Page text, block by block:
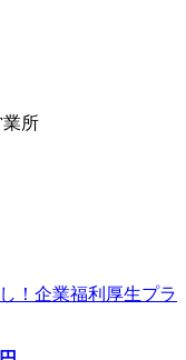
所
！企業福利厚生プラ